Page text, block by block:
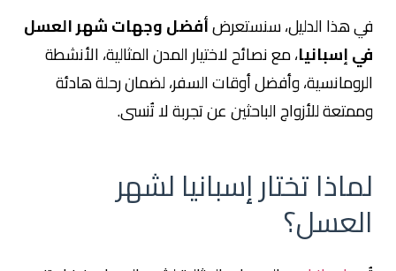
في هذا الدليل، سنستعرضأفضل وجهات شهر العسل
في إسبانيا، مع نصائح لاختيار المدن المثالية، الأنشطة
الرومانسية، وأفضل أوقات السفر، لضمان رحلة هادئة
وممتعة للأزواج الباحثين عن تجربة لا تُنسى.
لماذا تختار إسبانيا لشهر
العسل؟